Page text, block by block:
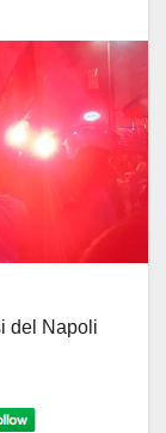
del Napoli